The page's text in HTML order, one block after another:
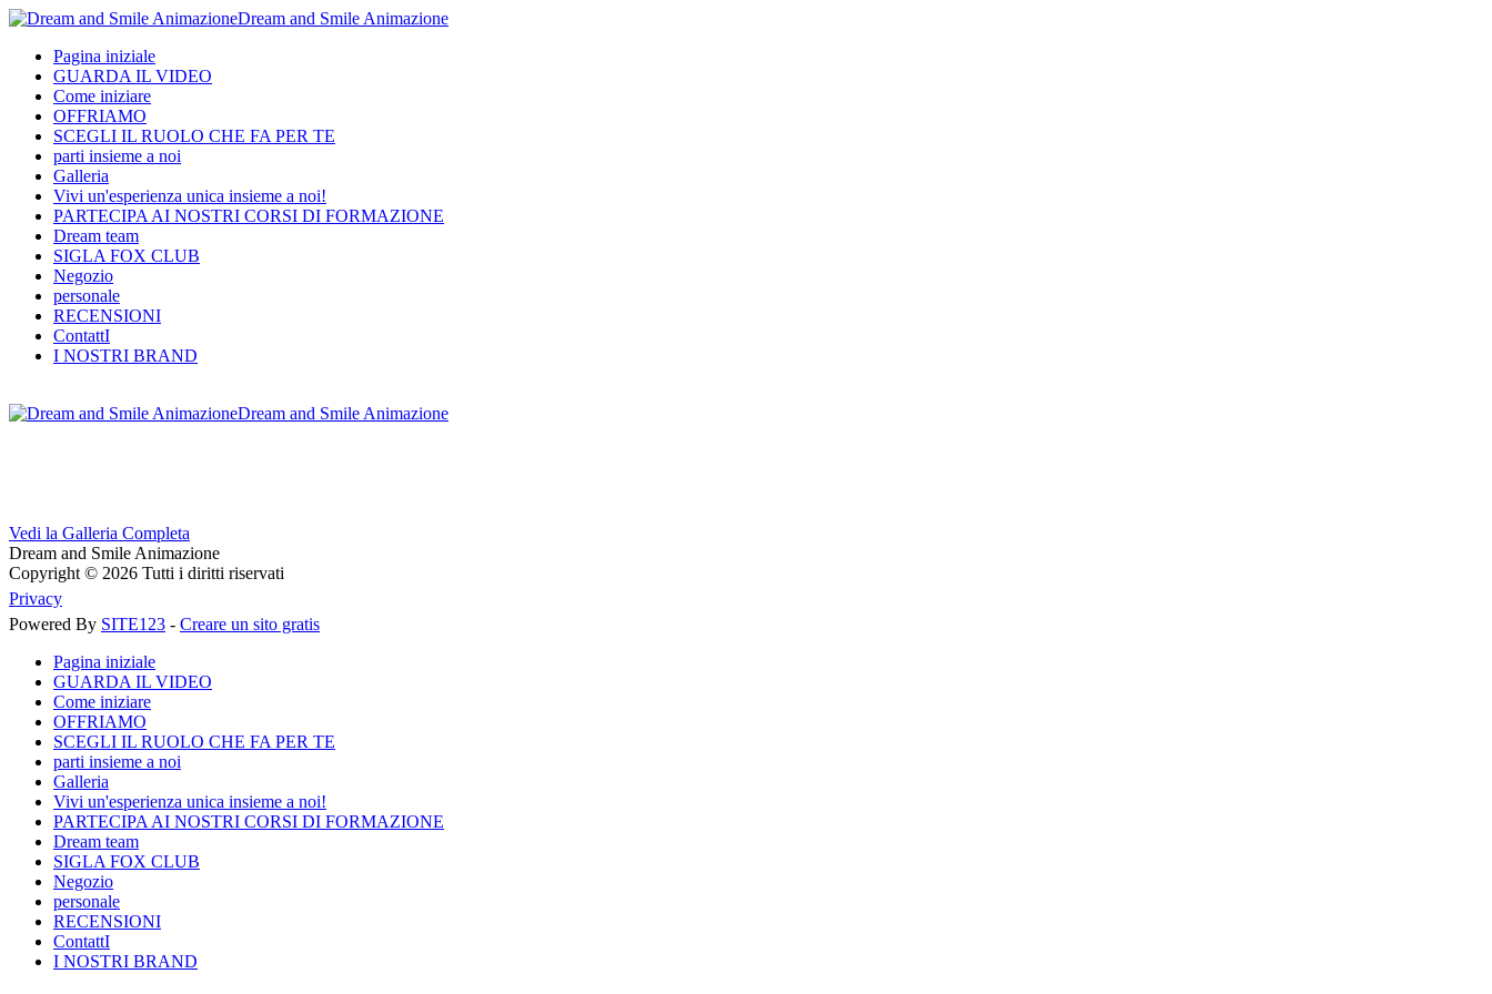
Dream and Smile Animazione
Pagina iniziale
GUARDA IL VIDEO
Come iniziare
OFFRIAMO
SCEGLI IL RUOLO CHE FA PER TE
parti insieme a noi
Galleria
Vivi un'esperienza unica insieme a noi!
PARTECIPA AI NOSTRI CORSI DI FORMAZIONE
Dream team
SIGLA FOX CLUB
Negozio
personale
RECENSIONI
ContattI
I NOSTRI BRAND
Dream and Smile Animazione
Vedi la Galleria Completa
Dream and Smile Animazione
Copyright © 2026 Tutti i diritti riservati
Privacy
Powered By SITE123 - Creare un sito gratis
Pagina iniziale
GUARDA IL VIDEO
Come iniziare
OFFRIAMO
SCEGLI IL RUOLO CHE FA PER TE
parti insieme a noi
Galleria
Vivi un'esperienza unica insieme a noi!
PARTECIPA AI NOSTRI CORSI DI FORMAZIONE
Dream team
SIGLA FOX CLUB
Negozio
personale
RECENSIONI
ContattI
I NOSTRI BRAND